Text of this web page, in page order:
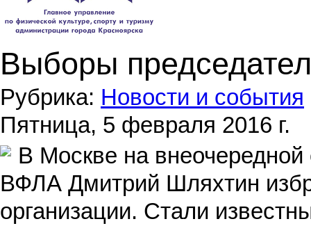
Выборы
Рубрика: Новости и события
Пятница, 5 февраля 2016 г.
В Москве на
ВФЛА Дмитрий Шляхтин
организации. Стали